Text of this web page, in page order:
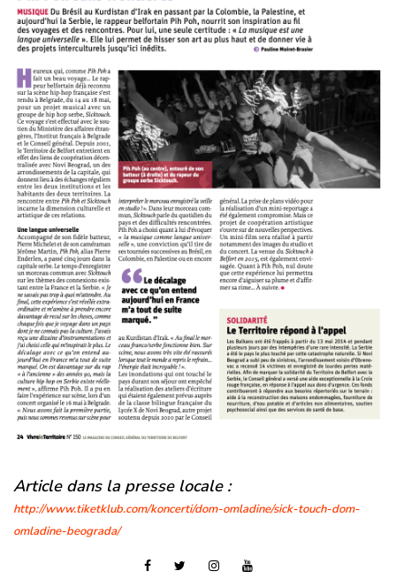
Article dans la presse locale :
http://www.tiketklub.com/koncerti/dom-omladine/sick-touch-dom-
omladine-beograda/